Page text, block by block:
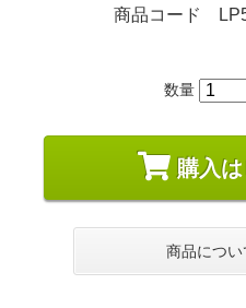
商品コード
数量
購入
商品につ